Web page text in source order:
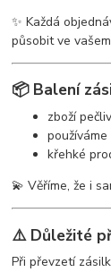
✨ Každá
působit ve
📦 Balení
zboží
křehké
💫 Věříme, že i
⚠️ Důležité
Při převzetí